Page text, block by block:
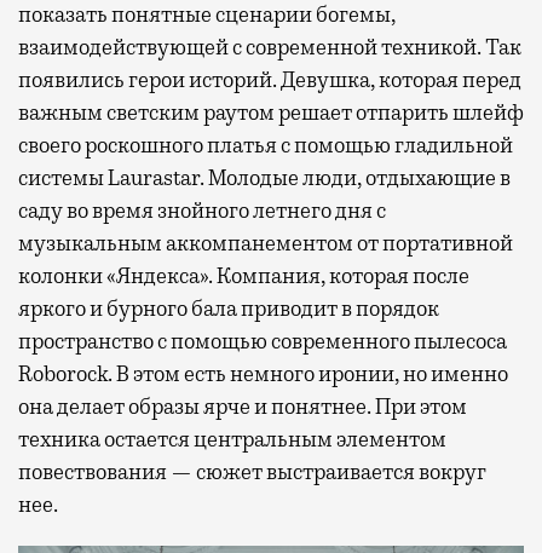
показать понятные сценарии богемы,
взаимодействующей с современной техникой. Так
появились герои историй. Девушка, которая перед
важным светским раутом решает отпарить шлейф
своего роскошного платья с помощью гладильной
системы Laurastar. Молодые люди, отдыхающие в
саду во время знойного летнего дня с
музыкальным аккомпанементом от портативной
колонки «Яндекса». Компания, которая после
яркого и бурного бала приводит в порядок
пространство с помощью современного пылесоса
Roborock. В этом есть немного иронии, но именно
она делает образы ярче и понятнее. При этом
техника остается центральным элементом
повествования — сюжет выстраивается вокруг
нее.